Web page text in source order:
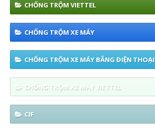
CHỐNG TRỘM VIETTEL
CHỐNG TRỘM XE MÁY
CHỐNG TRỘM XE MÁY BẰNG ĐIỆN THOẠI
CHỐNG TRỘM XE MÁY VIETTEL
CIF